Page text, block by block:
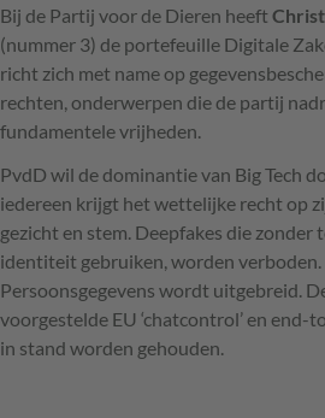
Bij de Partij voor de Dieren heeft
(nummer 3) de portefeuille Digitale
richt zich met name op
rechten, onderwerpen die de partij
fundamentele vrijheden.
PvdD wil de dominantie van Big Tech
iedereen krijgt het wettelijke recht op
gezicht en stem. Deepfakes die zonder
identiteit gebruiken, worden
Persoonsgegevens wordt uitgebreid.
voorgestelde EU ‘chatcontrol’ en
in stand worden gehouden.